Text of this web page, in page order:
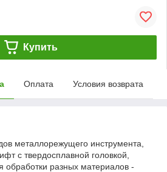
Купить
Оплата Условия возврата
металлорежущего инструмента,
с твердосплавной головкой,
обработки разных материалов -